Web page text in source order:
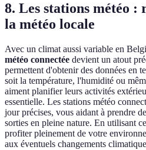
8. Les stations météo :
la météo locale
Avec un climat aussi variable en
météo connectée devient un atout
permettent d'obtenir des données en
soit la température, l'humidité ou
aiment planifier leurs activités
essentielle. Les stations météo
jour précises, vous aidant à prendre
sorties en pleine nature. En utilisant
profiter pleinement de votre
aux éventuels changements